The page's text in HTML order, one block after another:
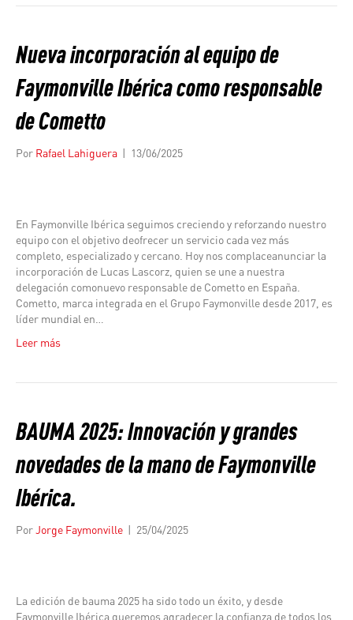
Nueva incorporación al equipo de
Faymonville Ibérica como responsable
de Cometto
Por Rafael Lahiguera | 13/06/2025
En Faymonville Ibérica seguimos creciendo y reforzando nuestro
equipo con el objetivo deofrecer un servicio cada vez más
completo, especializado y cercano. Hoy nos complaceanunciar la
incorporación de Lucas Lascorz, quien se une a nuestra
delegación comonuevo responsable de Cometto en España.
Cometto, marca integrada en el Grupo Faymonville desde 2017, es
líder mundial en…
Leer más
BAUMA 2025: Innovación y grandes
novedades de la mano de Faymonville
Ibérica.
PorJorge Faymonville | 25/04/2025
La edición de bauma 2025 ha sido todo un éxito, y desde
Faymonville Ibérica queremos agradecer la confianza de todos los